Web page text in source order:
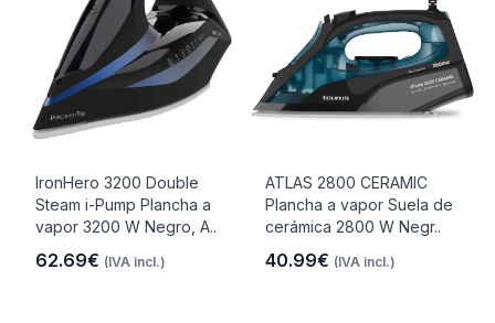
IronHero 3200 Double
Steam i-Pump Plancha a
vapor 3200 W Negro, A..
62.69€ (IVA incl.)
ATLAS 2800 CERAMIC
Plancha a vapor Suela de
cerámica 2800 W Negr..
40.99€ (IVA incl.)